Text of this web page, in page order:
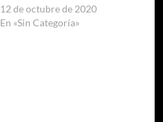
12 de octubre de 2020
En «Sin Categoría»